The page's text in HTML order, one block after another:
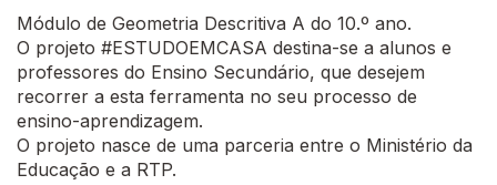
Módulo de Geometria Descritiva A do 10.º ano.
O projeto #ESTUDOEMCASA destina-se a alunos e
professores do Ensino Secundário, que desejem
recorrer a esta ferramenta no seu processo de
ensino-aprendizagem.
O projeto nasce de uma parceria entre o Ministério da
Educação e a RTP.